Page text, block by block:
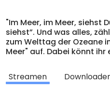
"Im Meer, im Meer, siehst
siehst”. Und was alles,
zum Welttag der Ozeane
Meer" auf. Dabei könnt
Von brodelnden
Haien ist alles dabei und
Streamen